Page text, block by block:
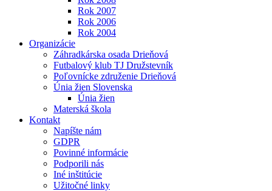
Rok 2007
Rok 2006
Rok 2004
Organizácie
Záhradkárska osada Drieňová
Futbalový klub TJ Družstevník
Poľovnícke združenie Drieňová
Únia žien Slovenska
Únia žien
Materská škola
Kontakt
Napíšte nám
GDPR
Povinné informácie
Podporili nás
Iné inštitúcie
Užitočné linky